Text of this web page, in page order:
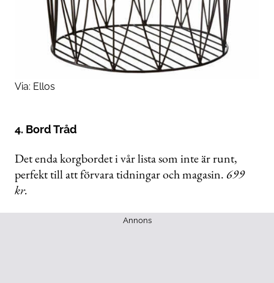
Via: Ellos
4. Bord Tråd
Det enda korgbordet i vår lista som inte är runt,
perfekt till att förvara tidningar och magasin. 699
kr.
Annons